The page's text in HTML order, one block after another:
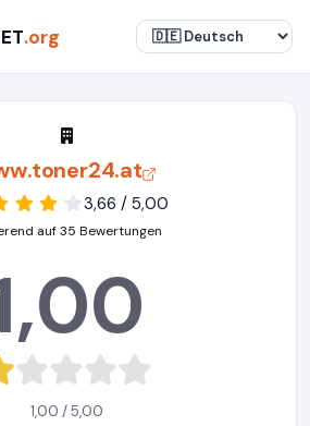
.org
3,66 / 5,00
auf 35 Bewertungen
1,00 / 5,00